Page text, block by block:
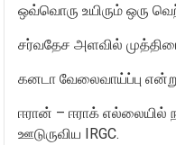
ஒவ்வொரு உயிரும் ஒரு
சர்வதேச அளவில்
கனடா வேலைவாய்ப்பு என்று
ஈரான் – ஈராக் எல்லையில்
ஊடுருவிய IRGC.